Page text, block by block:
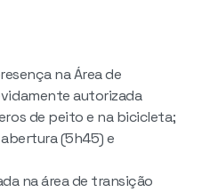
na Área de
autorizada
de peito e na bicicleta;
(5h45) e
na área de transição